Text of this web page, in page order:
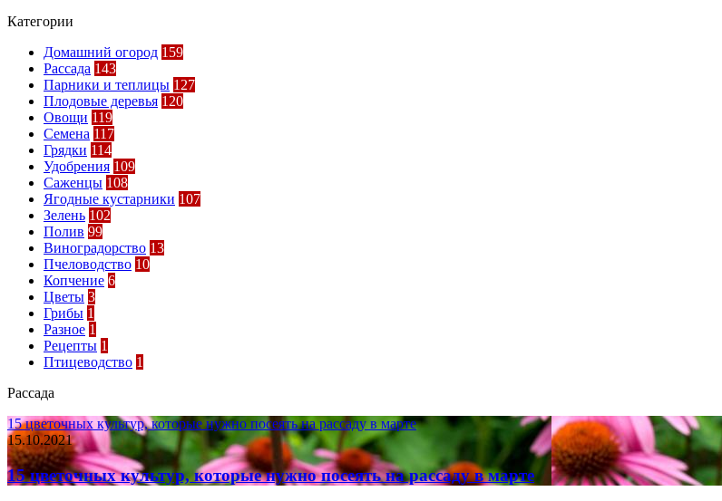
Категории
Домашний огород 159
Рассада 143
Парники и теплицы 127
Плодовые деревья 120
Овощи 119
Семена 117
Грядки 114
Удобрения 109
Саженцы 108
Ягодные кустарники 107
Зелень 102
Полив 99
Виноградорство 13
Пчеловодство 10
Копчение 6
Цветы 3
Грибы 1
Разное 1
Рецепты 1
Птицеводство 1
Рассада
15 цветочных культур, которые нужно посеять на рассаду в марте
15.10.2021
15 цветочных культур, которые нужно посеять на рассаду в марте